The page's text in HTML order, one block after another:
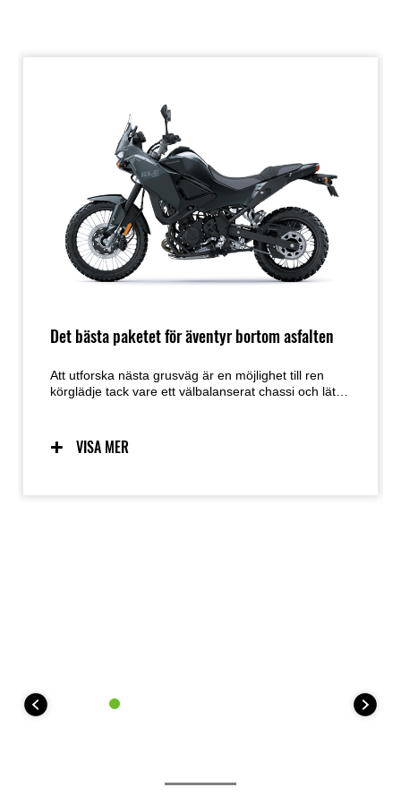
Det bästa paketet för äventyr bortom asfalten
Att utforska nästa grusväg är en möjlighet till ren
körglädje tack vare ett välbalanserat chassi och lätt,
upp eller sitter ner, medan den sömlösa karossen
låter föraren röra sig fritt. Den förarfokuserade och
VISA MER